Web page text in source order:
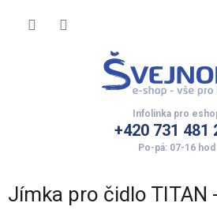
+420 731 481
Jímka pro čidlo TITAN